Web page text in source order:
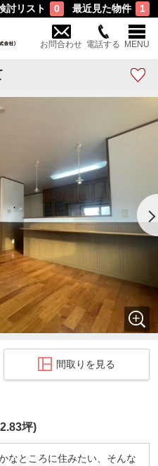
討リスト 0 最近見た物件 1
お問合わせ 電話する MENU
間取りを見る
坪)
なところに住みたい、そんな